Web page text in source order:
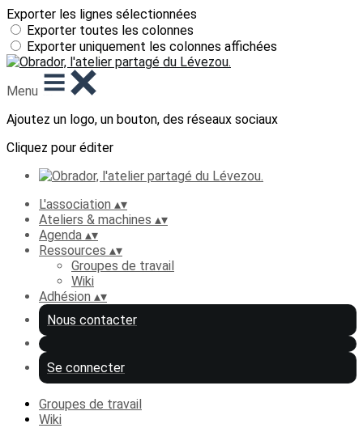
Exporter les lignes sélectionnées
Exporter toutes les colonnes
Exporter uniquement les colonnes affichées
Menu
Ajoutez un logo, un bouton, des réseaux sociaux
Cliquez pour éditer
L'association ▴▾
Ateliers & machines ▴▾
Agenda ▴▾
Ressources ▴▾
Groupes de travail
Wiki
Adhésion ▴▾
Nous contacter
Se connecter
Groupes de travail
Wiki